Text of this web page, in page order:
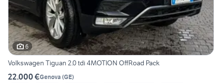
6
Volkswagen Tiguan 2.0 tdi 4MOTION OffRoad Pack
22.000 €Genova (GE)